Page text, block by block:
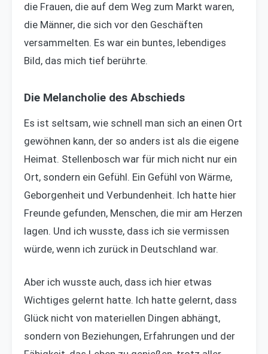
die Frauen, die auf dem Weg zum Markt waren,
die Männer, die sich vor den Geschäften
versammelten. Es war ein buntes, lebendiges
Bild, das mich tief berührte.
Die Melancholie des Abschieds
Es ist seltsam, wie schnell man sich an einen Ort
gewöhnen kann, der so anders ist als die eigene
Heimat. Stellenbosch war für mich nicht nur ein
Ort, sondern ein Gefühl. Ein Gefühl von Wärme,
Geborgenheit und Verbundenheit. Ich hatte hier
Freunde gefunden, Menschen, die mir am Herzen
lagen. Und ich wusste, dass ich sie vermissen
würde, wenn ich zurück in Deutschland war.
Aber ich wusste auch, dass ich hier etwas
Wichtiges gelernt hatte. Ich hatte gelernt, dass
Glück nicht von materiellen Dingen abhängt,
sondern von Beziehungen, Erfahrungen und der